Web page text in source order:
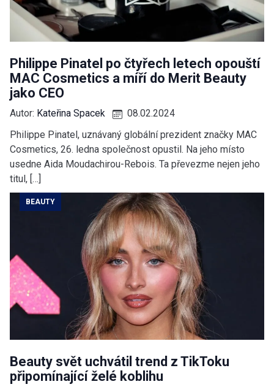
Philippe Pinatel po čtyřech letech opouští
MAC Cosmetics a míří do Merit Beauty
jako CEO
Autor: Kateřina Spacek
08.02.2024
Philippe Pinatel, uznávaný globální prezident značky MAC
Cosmetics, 26. ledna společnost opustil. Na jeho místo
usedne Aida Moudachirou-Rebois. Ta převezme nejen jeho
titul, […]
BEAUTY
Beauty svět uchvátil trend z TikToku
připomínající želé koblihu